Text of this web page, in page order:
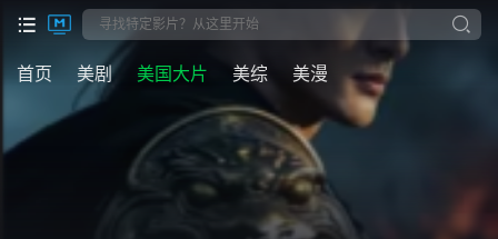
首页 美剧 美国大片 美综 美漫